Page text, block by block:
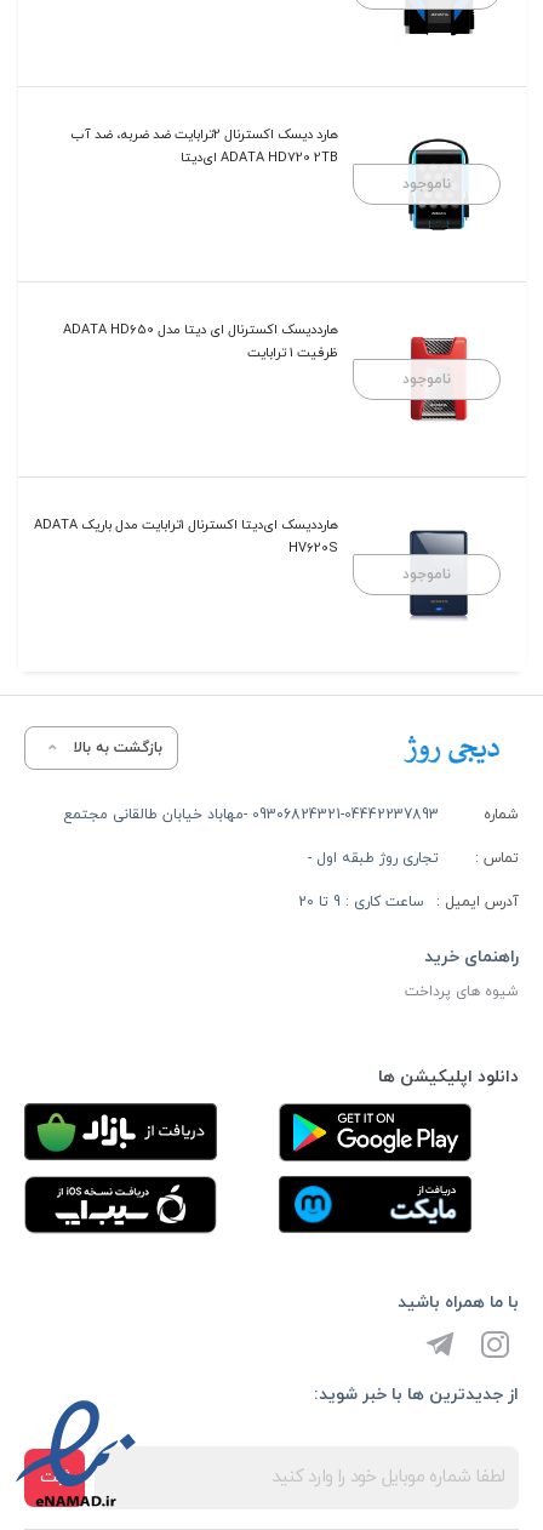
ناموجود
هارد دیسک اکسترنال 2ترابایت ضد ضربه، ضد آب
ADATA HD720 2TB ای‌دیتا
ناموجود
هارددیسک اکسترنال ای دیتا مدل ADATA HD650
ظرفیت 1 ترابایت
ناموجود
هارددیسک ای‌دیتا اکسترنال 1ترابایت مدل باریک ADATA
HV620S
بازگشت به بالا
شماره
تماس :
09306824321-04442237893 -مهاباد خیابان طالقانی مجتمع
تجاری روژ طبقه اول -
آدرس ایمیل : ساعت کاری : 9 تا 20
راهنمای خرید
شیوه های پرداخت
دانلود اپلیکیشن ها
از جدیدترین ها با خبر شوید:
ثبت
با ما همراه باشید